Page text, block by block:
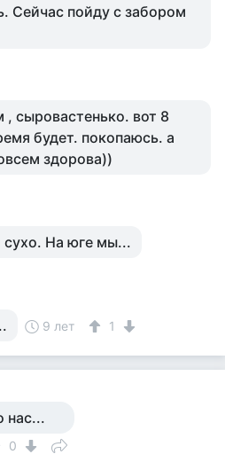
Сейчас пойду с забором
сыровастенько. вот 8
будет. покопаюсь. а
здорова))
сухо. На юге мы...
9 лет 1
нас...
0